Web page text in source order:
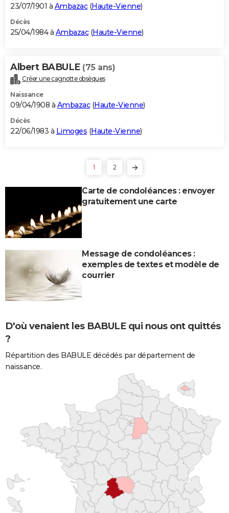
23/07/1901 à Ambazac(Haute-Vienne)
Décès
25/04/1984 à Ambazac(Haute-Vienne)
Albert BABULE (75 ans)
Créer une cagnotte obsèques
Naissance
09/04/1908 à Ambazac(Haute-Vienne)
Décès
22/06/1983 à Limoges (Haute-Vienne)
1 2
Carte de condoléances : envoyer
gratuitement une carte
Message de condoléances :
exemples de textes et modèle de
courrier
D'où venaient les BABULE qui nous ont quittés
?
Répartition des BABULE décédés par département de
naissance.